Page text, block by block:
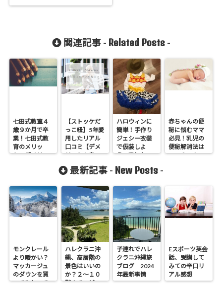
関連記事 - Related Posts-
七田式教室４
歳９か月で卒
業！七田式教
育のメリッ
ト・デメリッ
【ストッケだ
っこ紐】5年愛
用したリアル
口コミ【デメ
リットも赤
裸々に】
ハロウィンに
簡単！手作り
ジェシー衣装
で仮装しよ
う。縫わない
く１００均で
装のポイン
ト。
赤ちゃんの便
秘に悩むママ
必見！乳児の
便秘解消法は
この３つ！
最新記事 - New Posts -
モンクレール
より暖かい？
マッカージュ
のダウンを買
ってみたので
ハレクラニ沖
縄、高層階の
景色はいいの
か？２～１０
階までのビュ
子連れでハレ
クラニ沖縄旅
ブログ 2024
年最新事情
Eスポーツ英会
話、受講して
みての辛口リ
アル感想